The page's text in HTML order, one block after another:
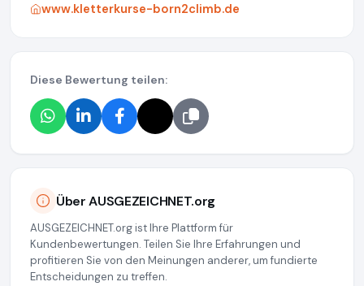
www.kletterkurse-born2climb.de
Diese Bewertung teilen:
Über AUSGEZEICHNET.org
AUSGEZEICHNET.org ist Ihre Plattform für
Kundenbewertungen. Teilen Sie Ihre Erfahrungen und
profitieren Sie von den Meinungen anderer, um fundierte
Entscheidungen zu treffen.